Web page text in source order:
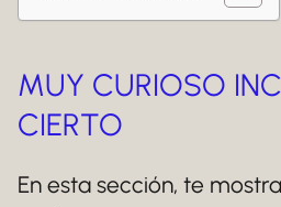
MUY CURIOSO
CIERTO
En esta sección, te